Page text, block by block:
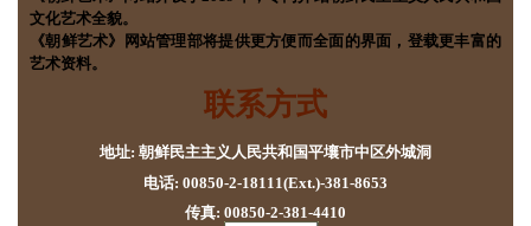
文化艺术全貌。
《朝鲜艺术》网站管理部将提供更方便而全面的界面，登载更丰富的
艺术资料。
联系方式
地址: 朝鲜民主主义人民共和国平壤市中区外城洞
电话: 00850-2-18111(Ext.)-381-8653
传真: 00850-2-381-4410